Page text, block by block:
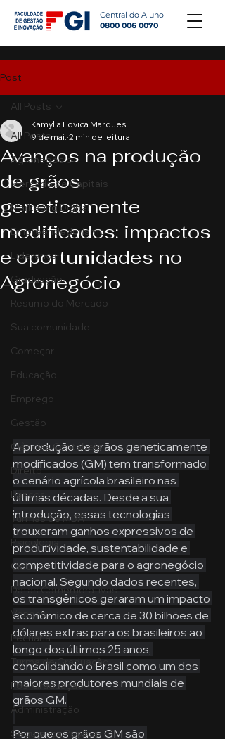
Central do Aluno
0800 006 0070
Post
All Posts
Agronegócio
Mercado de Capitais
Marketing Digital
Empreendedorismo
Liderança
Graduação
Resumo do Mercado
Sua comunidade
Começar
Educação
Emprego
Gestão
Ciências Contábeis
Direito
Bancos
Turmas de MBA
Psicologia
Cidades
Datas Comemorativas
Vendas
Pecuária
Turma de Graduação
Pós-Graduação
Administração
Segurança Publica
All Posts
Avanços na produção
de grãos
geneticamente
modificados: impactos
e oportunidades no
Agronegócio
Kamylla Lovica Marques
9 de mai. 2 min de leitura
A produção de grãos geneticamente
modificados (GM) tem transformado
o cenário agrícola brasileiro nas
últimas décadas. Desde a sua
introdução, essas tecnologias
trouxeram ganhos expressivos de
produtividade, sustentabilidade e
competitividade para o agronegócio
nacional. Segundo dados recentes,
os transgênicos geraram um impacto
econômico de cerca de 30 bilhões de
dólares extras para os brasileiros ao
longo dos últimos 25 anos,
consolidando o Brasil como um dos
maiores produtores mundiais de
grãos GM.
Por que os grãos GM são